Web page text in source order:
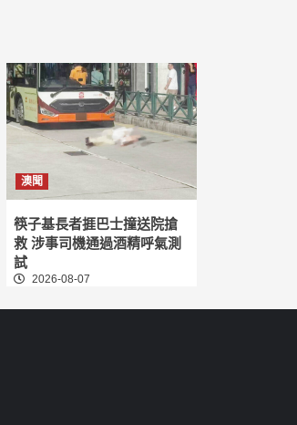
澳聞
筷子基長者捱巴士撞送院搶
救 涉事司機通過酒精呼氣測
試
2026-08-07